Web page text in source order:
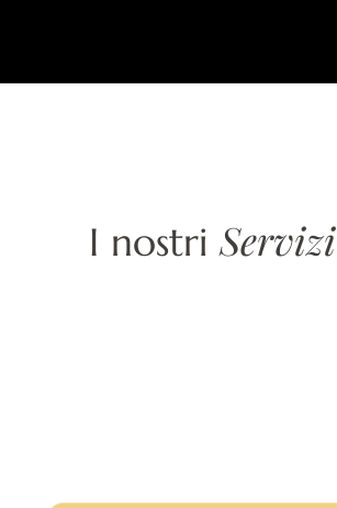
I nostriServizi